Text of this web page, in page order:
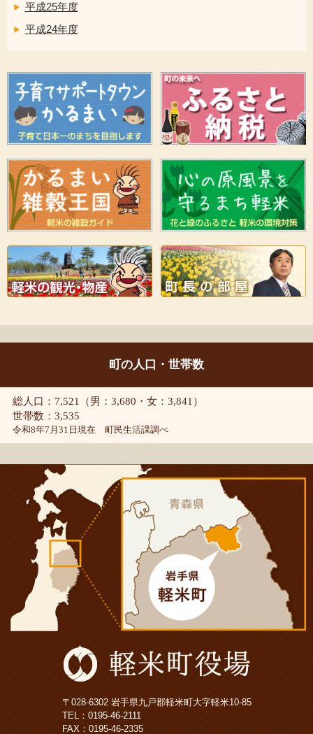
平成25年度
平成24年度
町の人口・世帯数
総人口：7,521（男：3,680・女：3,841）
世帯数：3,535
令和8年7月31日現在 町民生活課調べ
〒028-6302 岩手県九戸郡軽米町大字軽米10-85
TEL： 0195-46-2111
FAX：0195-46-2335